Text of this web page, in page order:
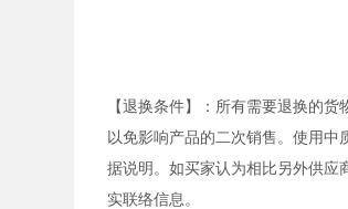
【退换条件】：所有需要退换的
以免影响产品的二次销售。使用
据说明。如买家认为相比另外供应
实联络信息。